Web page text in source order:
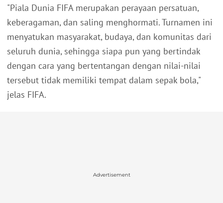
"Piala Dunia FIFA merupakan perayaan persatuan,
keberagaman, dan saling menghormati. Turnamen ini
menyatukan masyarakat, budaya, dan komunitas dari
seluruh dunia, sehingga siapa pun yang bertindak
dengan cara yang bertentangan dengan nilai-nilai
tersebut tidak memiliki tempat dalam sepak bola,"
jelas FIFA.
Advertisement